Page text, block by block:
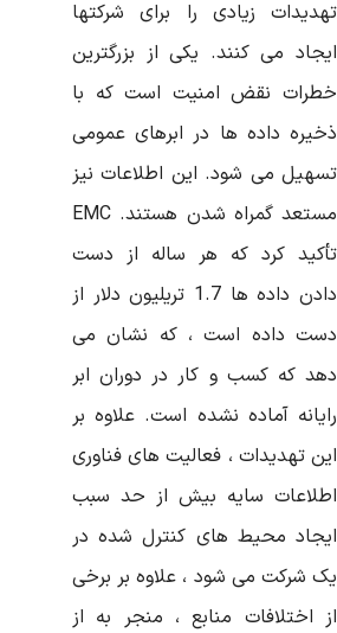
زیادی را برای شرکتها
می کنند. یکی از بزرگترین
نقض امنیت است که با
داده ها در ابرهای عمومی
می شود. این اطلاعات نیز
مستعد گمراه شدن هستند. EMC
کرد که هر ساله از دست
دادن داده ها 1.7 تریلیون دلار از
داده است ، که نشان می
که کسب و کار در دوران ابر
آماده نشده است. علاوه بر
تهدیدات ، فعالیت های فناوری
سایه بیش از حد سبب
محیط های کنترل شده در
شرکت می شود ، علاوه بر برخی
اختلافات منابع ، منجر به از